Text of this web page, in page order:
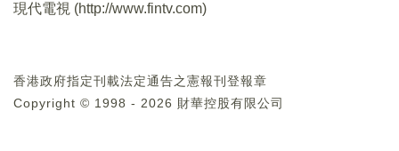
現代電視 (http://www.fintv.com)
香港政府指定刊載法定通告之憲報刊登報章
Copyright © 1998 - 2026 財華控股有限公司